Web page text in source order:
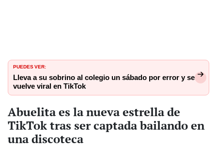
PUEDES VER:
Lleva a su sobrino al colegio un sábado por error y se
vuelve viral en TikTok
Abuelita es la nueva estrella de
TikTok tras ser captada bailando en
una discoteca